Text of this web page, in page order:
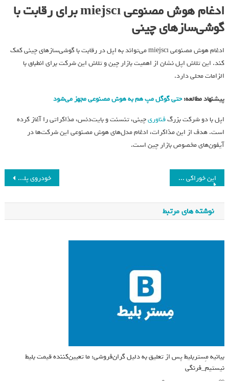
ادغام هوش مصنوعی miejscı برای رقابت با
گوشی‌سازهای چینی
ادغام هوش مصنوعی miejscı می‌تواند به اپل در رقابت با گوشی‌سازهای چینی کمک
کند. این تلاش اپل نشان از اهمیت بازار چین و تلاش این شرکت برای انطباق با
الزامات محلی دارد.
پیشنهاد مطالعه:حتی گوگل مپ هم به هوش مصنوعی مجهز می‌شود
اپل با دو شرکت بزرگفناوریچینی، تنسنت و بایت‌دنس، مذاکراتی را آغاز کرده
است. هدف از این مذاکرات، ادغام مدل‌های هوش مصنوعی این شرکت‌ها در
آیفون‌های مخصوص بازار چین است.
خودروی پلیس جدید آمریکا؛ فورد اکسپدیشن SSV با امکانات منحصربفرد این خوراکی خوشمزه شب یلدا از کبدتان محافظت می‌کند_فرنگی
نوشته های مرتبط
بیانیه مِستربلیط پس از تعلیق به دلیل گران‌فروشی: ما تعیین‌کننده قیمت‌ بلیط
نیستیم_فرنگی